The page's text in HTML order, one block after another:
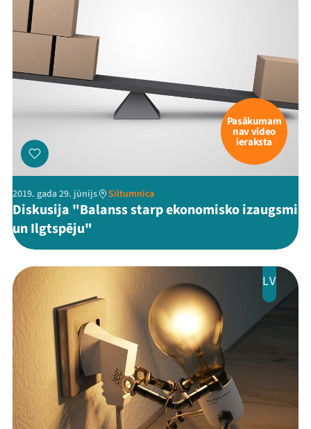
Pasākumam
nav video
ieraksta
2019. gada 29. jūnijs Siltumnīca
Diskusija "Balanss starp ekonomisko izaugsmi
un Ilgtspēju"
LV